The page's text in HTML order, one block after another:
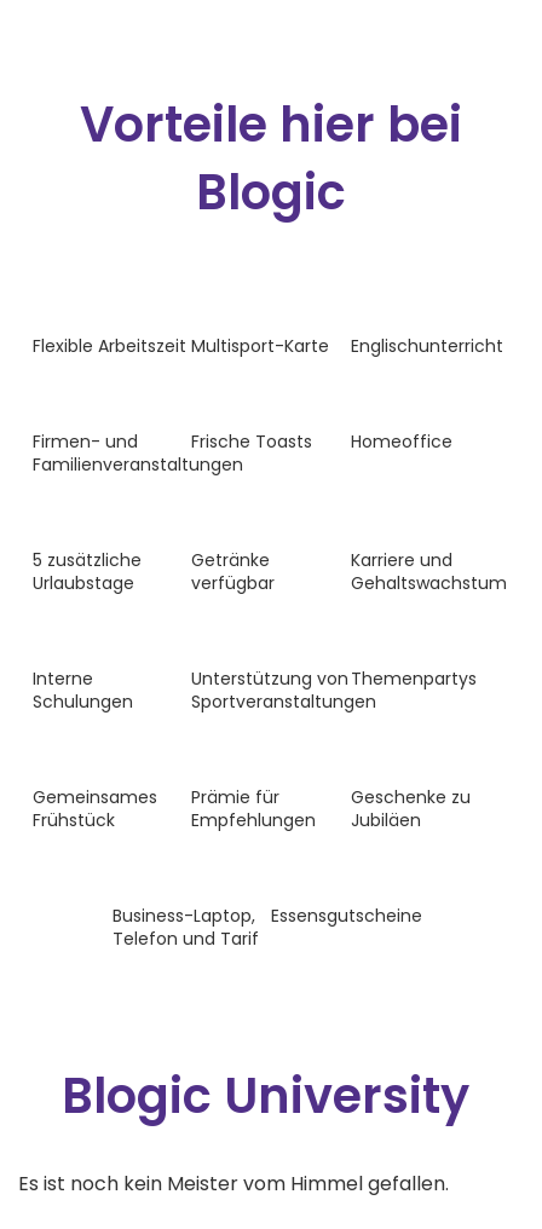
Vorteile hier bei
Blogic
Flexible Arbeitszeit Multisport-Karte Englischunterricht
Firmen- und
Familienveranstaltungen
Frische Toasts Homeoffice
5 zusätzliche
Urlaubstage
Getränke
verfügbar
Karriere und
Gehaltswachstum
Interne
Schulungen
Unterstützung von
Sportveranstaltungen
Themenpartys
Gemeinsames
Frühstück
Prämie für
Empfehlungen
Geschenke zu
Jubiläen
Business-Laptop,
Telefon und Tarif
Essensgutscheine
Blogic University
Es ist noch kein Meister vom Himmel gefallen.